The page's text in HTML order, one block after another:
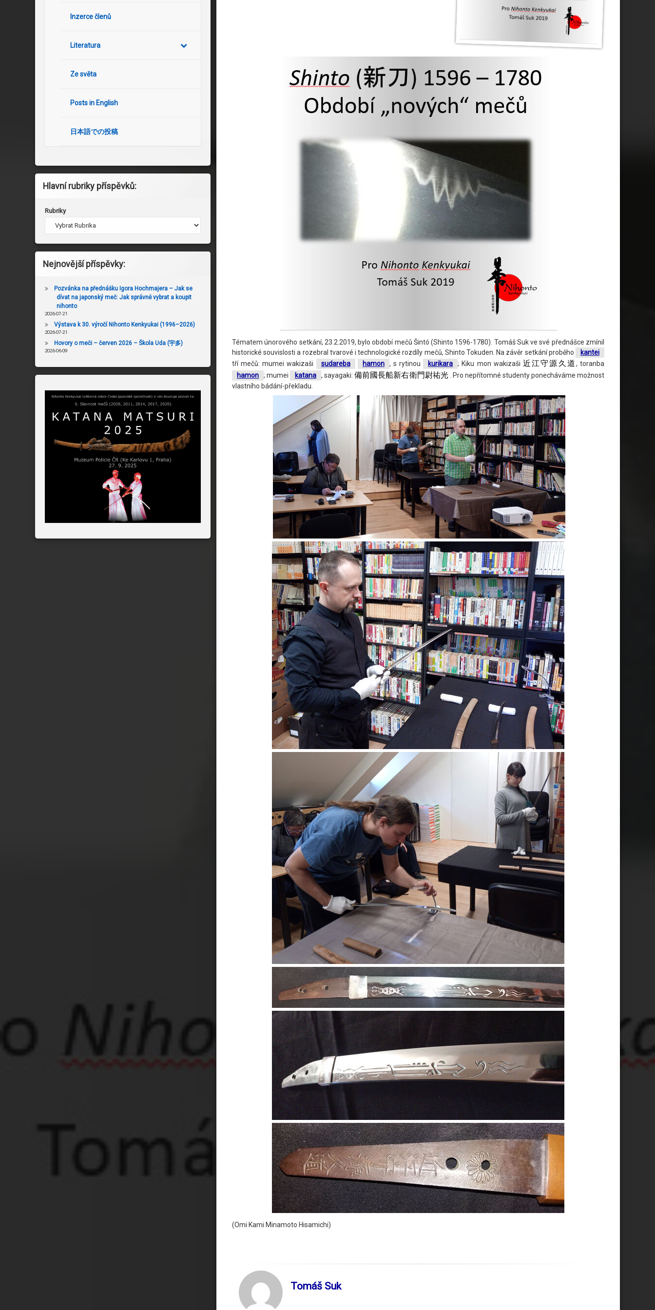
Tématem únorového setkání, 23.2.2019, bylo období mečů Šintó (Shinto 1596-1780). Tomáš Suk ve své přednášce zmínil
historické souvislosti a rozebral tvarové i technologické rozdíly mečů, Shinto Tokuden. Na závěr setkání proběho
kantei
tří mečů: mumei wakizaši
sudareba hamon , s rytinou kurikara ; Kiku mon wakizaši 近江守源久道, toranba
hamon
; mumei katana , sayagaki:備前國長船新右衛門尉祐光. Pro nepřítomné studenty ponecháváme možnost
vlastního bádání-překladu.
(Omi Kami Minamoto Hisamichi)
Tomáš Suk
Inzerce členů
Literatura
Ze světa
Posts in English
日本語での投稿
Hlavní rubriky příspěvků:
Rubriky
Nejnovější příspěvky:
Pozvánka na přednášku Igora Hochmajera – Jak se
dívat na japonský meč: Jak správně vybrat a koupit
nihonto
2026-07-21
Výstava k 30. výročí Nihonto Kenkyukai (1996–2026)
2026-07-21
Hovory o meči – červen 2026 – Škola Uda (宇多)
2026-06-09